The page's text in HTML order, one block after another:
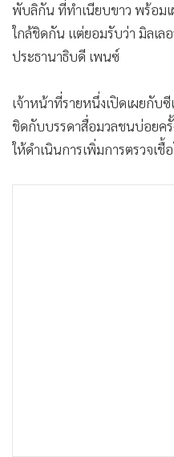
• หุ้น
• อินโดจีน
• กองทุนรวม
• Factcheck
• ญี่ปุ่น
• News1
• Gotomanager
พับลิกัน ที่ทำเนียบขาว พร้อมเ
ใกล้ชิดกัน แต่ยอมรับว่า มิลเล
ประธานาธิบดี เพนซ์
เจ้าหน้าที่รายหนึ่งเปิดเผยกับ
ชิดกับบรรดาสื่อมวลชนบ่อยครั้
ให้ดำเนินการเพิ่มการตรวจเ